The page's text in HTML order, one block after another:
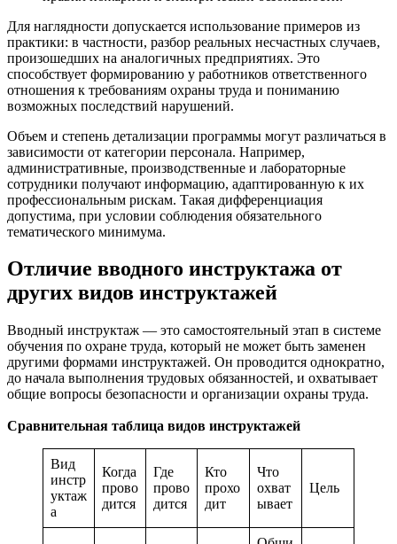
Для наглядности допускается использование примеров из
практики: в частности, разбор реальных несчастных случаев,
произошедших на аналогичных предприятиях. Это
способствует формированию у работников ответственного
отношения к требованиям охраны труда и пониманию
возможных последствий нарушений.
Объем и степень детализации программы могут различаться в
зависимости от категории персонала. Например,
административные, производственные и лабораторные
сотрудники получают информацию, адаптированную к их
профессиональным рискам. Такая дифференциация
допустима, при условии соблюдения обязательного
тематического минимума.
Отличие вводного инструктажа от
других видов инструктажей
Вводный инструктаж — это самостоятельный этап в системе
обучения по охране труда, который не может быть заменен
другими формами инструктажей. Он проводится однократно,
до начала выполнения трудовых обязанностей, и охватывает
общие вопросы безопасности и организации охраны труда.
Сравнительная таблица видов инструктажей
Вид
инстр
уктаж
а
Когда
прово
дится
Где
прово
дится
Кто
прохо
дит
Что
охват
ывает
Цель